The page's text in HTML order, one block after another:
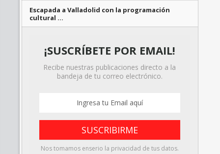
Escapada a Valladolid con la programación
cultural …
¡SUSCRÍBETE POR EMAIL!
Recibe nuestras publicaciones directo a la
bandeja de tu correo electrónico.
Nos tomamos enserio la privacidad de tus datos.